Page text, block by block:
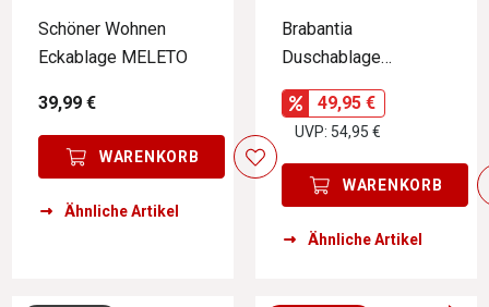
Schöner Wohnen
Eckablage MELETO
39,99 €
WARENKORB
Ähnliche Artikel
Brabantia
Duschablage
MINDSET
49,95 €
UVP: 54,95 €
WARENKORB
Ähnliche Artikel